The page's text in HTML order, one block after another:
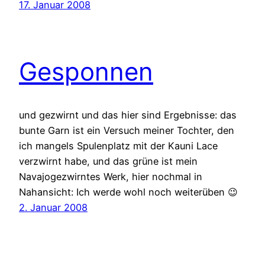
17. Januar 2008
Gesponnen
und gezwirnt und das hier sind Ergebnisse: das
bunte Garn ist ein Versuch meiner Tochter, den
ich mangels Spulenplatz mit der Kauni Lace
verzwirnt habe, und das grüne ist mein
Navajogezwirntes Werk, hier nochmal in
Nahansicht: Ich werde wohl noch weiterüben 😉
2. Januar 2008